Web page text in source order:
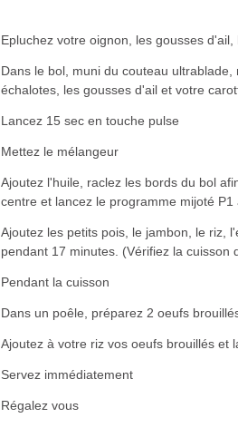
Epluchez votre oignon, les gousses
Dans le bol, muni du couteau
échalotes, les gousses d'ail et votre
Lancez 15 sec en touche pulse
Mettez le mélangeur
Ajoutez l'huile, raclez les bords du bol
centre et lancez le programme mijoté
Ajoutez les petits pois, le jambon, le riz,
pendant 17 minutes. (Vérifiez la cuisson
Pendant la cuisson
Dans un poêle, préparez 2 oeufs
Ajoutez à votre riz vos oeufs brouillés et
Servez immédiatement
Régalez vous